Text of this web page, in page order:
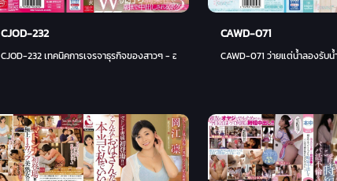
วนัน
CJOD-232
CJOD-232 เทคนิคการเจรจาธุรกิจของสาวๆ - อากิระ เอริเอะ (อาไร เอริ, ยูกะ โอซาวะ)
CAWD-071
CAWD-071 ว่ายแต่น้ำลองรับน้